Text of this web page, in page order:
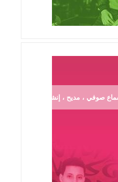
صوفي ، مديح ، إنشاد ...)